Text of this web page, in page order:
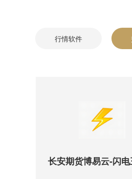
行情软件
长安期货博易云-闪